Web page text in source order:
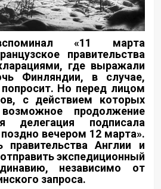
«11 марта
правительства
где выражали
Финляндии, в случае,
Но перед лицом
с действием которых
продолжение
делегация подписала
вечером 12 марта».
Англии и
экспедиционный
независимо от
запроса.